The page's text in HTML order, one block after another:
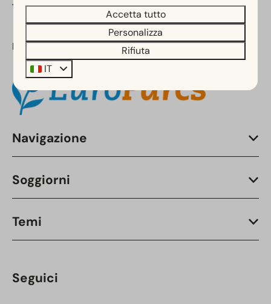
Telefono:+31 (0)88 070 8420
Parte di:
Navigazione
Soggiorni
Temi
Seguici
Accetta tutto
Personalizza
Rifiuta
IT